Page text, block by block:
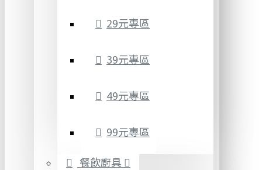
29元專區
39元專區
49元專區
99元專區
餐飲廚具